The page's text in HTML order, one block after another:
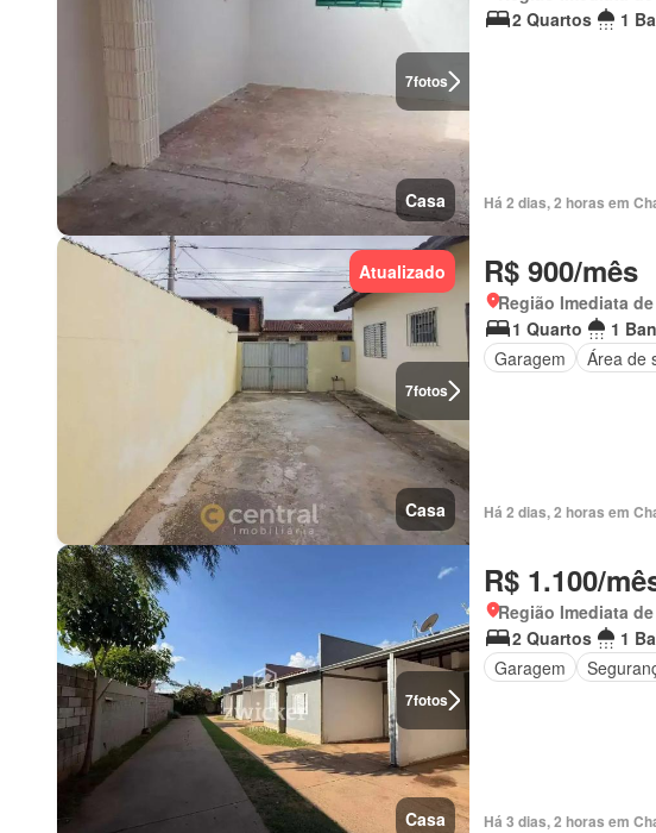
7fotos
Casa
2 Quartos
1
Há 2 dias, 2 horas em
7fotos
Atualizado
Casa
R$ 900/mês
Região Imediata
1 Quarto
1
Garagem
Área de
Há 2 dias, 2 horas em
7fotos
Casa
R$ 1.100/
Região Imediata
2 Quartos
1
Garagem
Há 3 dias, 2 horas em